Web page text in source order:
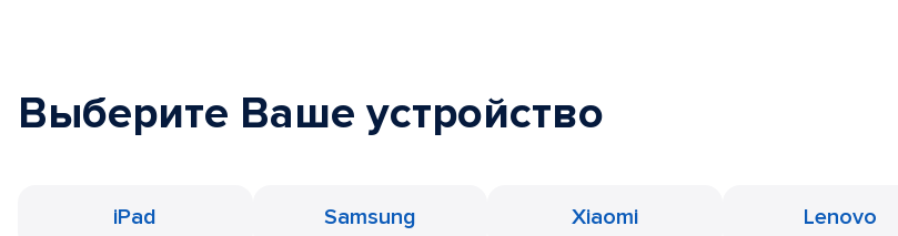
Выберите Ваше устройство
iPad Samsung Xiaomi Lenovo